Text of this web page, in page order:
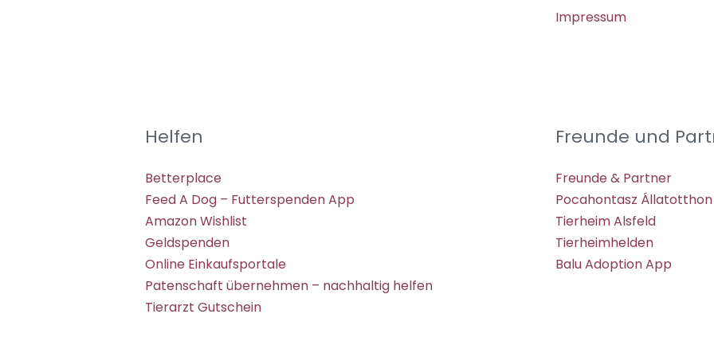
Impressum
Helfen
Betterplace
Feed A Dog – Futterspenden App
Amazon Wishlist
Geldspenden
Online Einkaufsportale
Patenschaft übernehmen – nachhaltig helfen
Tierarzt Gutschein
Freunde und
Freunde & Partner
Pocahontasz Állatotthon
Tierheim Alsfeld
Tierheimhelden
Balu Adoption App